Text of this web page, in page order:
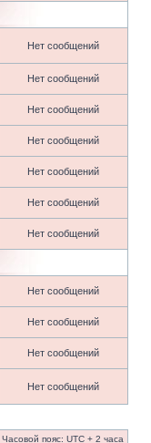
Нет сообщений
Нет сообщений
Нет сообщений
Нет сообщений
Нет сообщений
Нет сообщений
Нет сообщений
Нет сообщений
Нет сообщений
Нет сообщений
Нет сообщений
Часовой пояс: UTC + 2 часа